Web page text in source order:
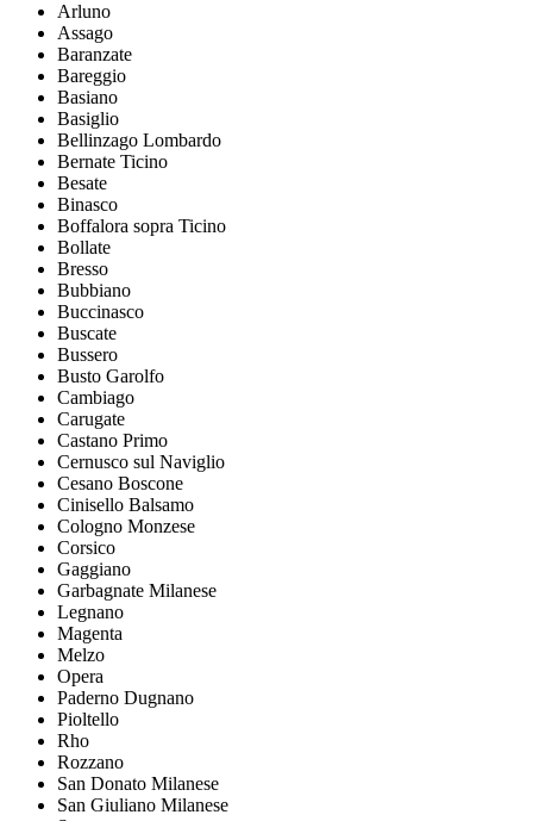
Arluno
Assago
Baranzate
Bareggio
Basiano
Basiglio
Bellinzago Lombardo
Bernate Ticino
Besate
Binasco
Boffalora sopra Ticino
Bollate
Bresso
Bubbiano
Buccinasco
Buscate
Bussero
Busto Garolfo
Cambiago
Carugate
Castano Primo
Cernusco sul Naviglio
Cesano Boscone
Cinisello Balsamo
Cologno Monzese
Corsico
Gaggiano
Garbagnate Milanese
Legnano
Magenta
Melzo
Opera
Paderno Dugnano
Pioltello
Rho
Rozzano
San Donato Milanese
San Giuliano Milanese